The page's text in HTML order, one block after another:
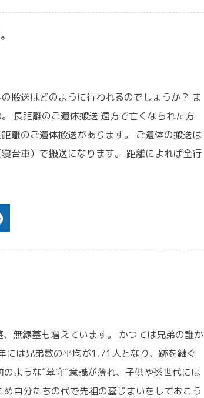
搬送はどのように行われるのでしょうか？ ま
長距離のご遺体搬送 遠方で亡くなられた方
離のご遺体搬送があります。 ご遺体の搬送は
台車）で搬送になります。 距離によれば全行
無縁墓も増えています。 かつては兄弟の誰か
には兄弟数の平均が1.71人となり、跡を継ぐ
ような”墓守”意識が薄れ、子供や孫世代には
自分たちの代で先祖の墓じまいをしておこう